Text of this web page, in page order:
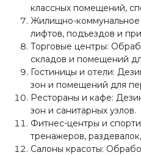
классных помещений,
Жилищно-коммунальное
лифтов, подъездов и
Торговые центры:
складов и помещений
Гостиницы и отели:
зон и помещений для
Рестораны и кафе:
зон и санитарных узлов.
Фитнес-центры и
тренажеров,
Салоны красоты: